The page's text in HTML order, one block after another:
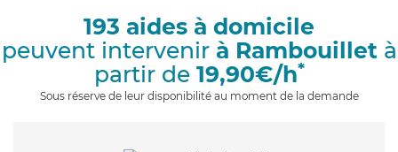
i
193 aides à domicile
peuvent intervenir à Rambouilletà
partir de 19,90€/h*
Sous réserve de leur disponibilité au moment de la demande